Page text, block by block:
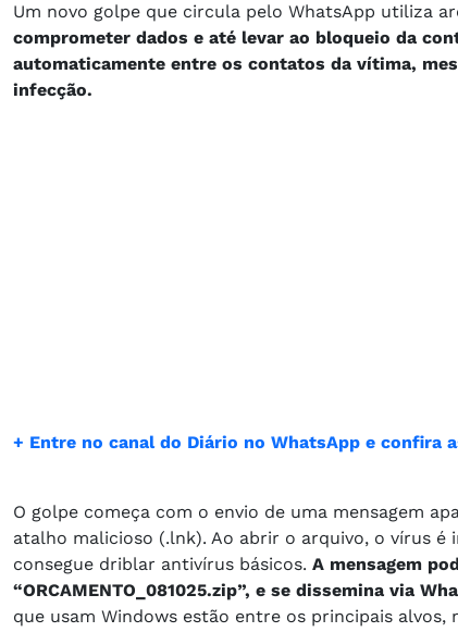
Um novo golpe que circula pelo WhatsApp utiliza
comprometer dados e até levar ao bloqueio da
automaticamente entre os contatos da vítima,
infecção.
+ Entre no canal do Diário no WhatsApp e confira
O golpe começa com o envio de uma mensagem
atalho malicioso (.lnk). Ao abrir o arquivo, o vírus
consegue driblar antivírus básicos. A mensagem
“ORCAMENTO_081025.zip”, e se dissemina via
que usam Windows estão entre os principais